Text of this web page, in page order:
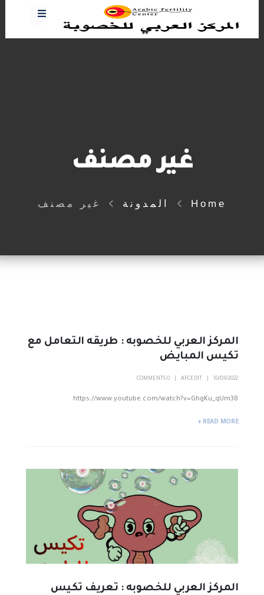
غير مصنف
Home المدونة غير مصنف
المركز العربي للخصوبه : طريقه التعامل مع
تكيس المبايض
10/09/2022
AFCEDIT
0 COMMENTS
https://www.youtube.com/watch?v=GhgKu_qUm38
READ MORE +
المركز العربي للخصوبه : تعريف تكيس